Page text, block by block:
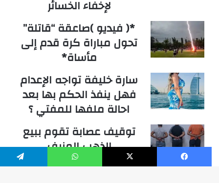
لإخفاء الخسائر
*( فيديو )صاعقة “قاتلة”
تحول مباراة كرة قدم إلى
مأساة*
سارة خليفة تواجه الإعدام
فهل ينفذ الحكم بها بعد
احالة ملفها للمفتي ؟
توقيف عصابة تقوم ببيع
الذهب المزيف
فيسبوك ‫X واتساب تيلقرام